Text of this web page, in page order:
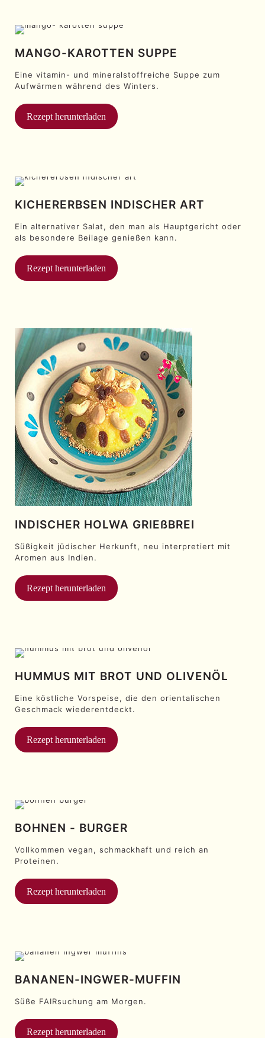
MANGO-KAROTTEN SUPPE
Eine vitamin- und mineralstoffreiche Suppe zum
Aufwärmen während des Winters.
Rezept herunterladen
KICHERERBSEN INDISCHER ART
Ein alternativer Salat, den man als Hauptgericht oder
als besondere Beilage genießen kann.
Rezept herunterladen
INDISCHER HOLWA GRIEßBREI
Süßigkeit jüdischer Herkunft, neu interpretiert mit
Aromen aus Indien.
Rezept herunterladen
HUMMUS MIT BROT UND OLIVENÖL
Eine köstliche Vorspeise, die den orientalischen
Geschmack wiederentdeckt.
Rezept herunterladen
BOHNEN - BURGER
Vollkommen vegan, schmackhaft und reich an
Proteinen.
Rezept herunterladen
BANANEN-INGWER-MUFFIN
Süße FAIRsuchung am Morgen.
Rezept herunterladen